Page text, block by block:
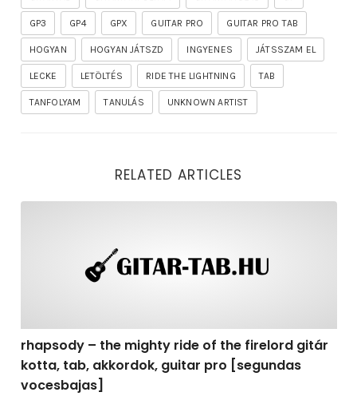
GP3 GP4 GPX GUITAR PRO GUITAR PRO TAB
HOGYAN HOGYAN JÁTSZD INGYENES JÁTSSZAM EL
LECKE LETÖLTÉS RIDE THE LIGHTNING TAB
TANFOLYAM TANULÁS UNKNOWN ARTIST
RELATED ARTICLES
rhapsody – the mighty ride of the firelord gitár
kotta, tab, akkordok, guitar pro [segundas
vocesbajas]